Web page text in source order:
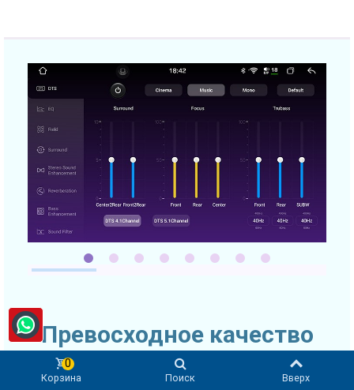
Превосходное качество
звука
Корзина
0
Поиск Вверх